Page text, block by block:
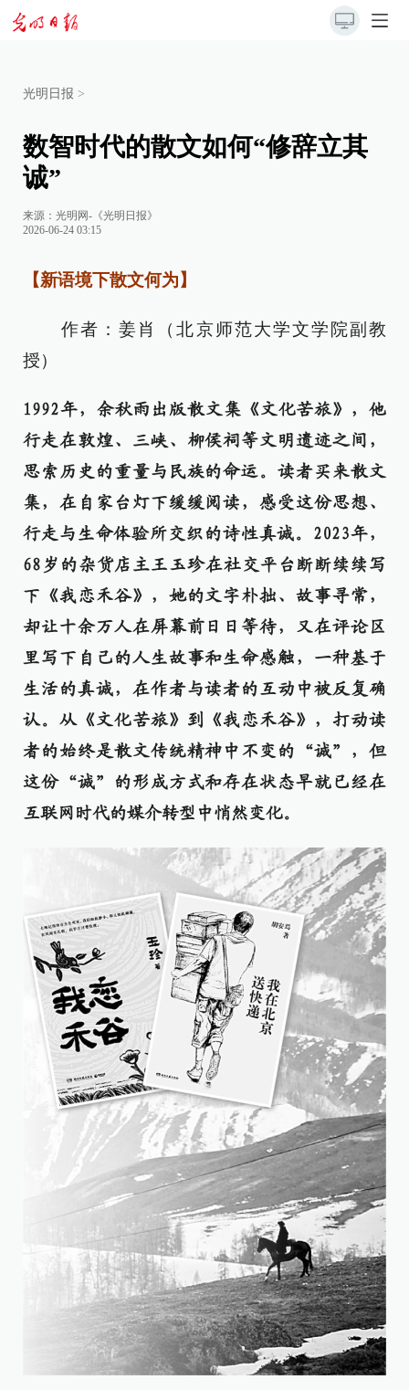
光明日报 >
数智时代的散文如何“修辞立其
诚”
来源： 光明网-《光明日报》
2026-06-24 03:15
【新语境下散文何为】
作者：姜肖（北京师范大学文学院副教
授）
1992年，余秋雨出版散文集《文化苦旅》，他
行走在敦煌、三峡、柳侯祠等文明遗迹之间，
思索历史的重量与民族的命运。读者买来散文
集，在自家台灯下缓缓阅读，感受这份思想、
行走与生命体验所交织的诗性真诚。2023年，
68岁的杂货店主王玉珍在社交平台断断续续写
下《我恋禾谷》，她的文字朴拙、故事寻常，
却让十余万人在屏幕前日日等待，又在评论区
里写下自己的人生故事和生命感触，一种基于
生活的真诚，在作者与读者的互动中被反复确
认。从《文化苦旅》到《我恋禾谷》，打动读
者的始终是散文传统精神中不变的“诚”，但
这份“诚”的形成方式和存在状态早就已经在
互联网时代的媒介转型中悄然变化。